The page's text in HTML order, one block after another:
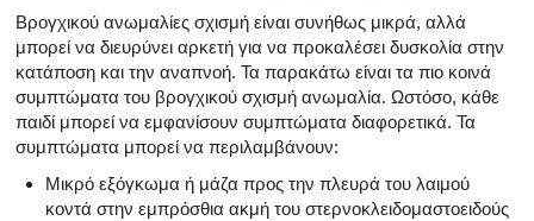
Βρογχικού ανωμαλίες σχισμή είναι συνήθως μικρά, αλλά
μπορεί να διευρύνει αρκετή για να προκαλέσει δυσκολία στην
κατάποση και την αναπνοή. Τα παρακάτω είναι τα πιο κοινά
συμπτώματα του βρογχικού σχισμή ανωμαλία. Ωστόσο, κάθε
παιδί μπορεί να εμφανίσουν συμπτώματα διαφορετικά. Τα
συμπτώματα μπορεί να περιλαμβάνουν:
Μικρό εξόγκωμα ή μάζα προς την πλευρά του λαιμού
κοντά στην εμπρόσθια ακμή του στερνοκλειδομαστοειδούς